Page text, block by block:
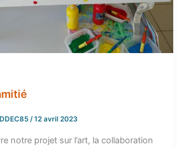
/12 avril 2023
notre projet sur l’art, la collaboration